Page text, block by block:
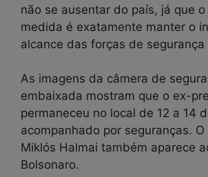
não se ausentar do país, já que
medida é exatamente manter o
alcance das forças de segurança
As imagens da câmera de
embaixada mostram que o ex-
permaneceu no local de 12 a 14
acompanhado por seguranças.
Miklós Halmai também aparece
Bolsonaro.